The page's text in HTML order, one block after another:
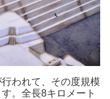
われて、その度規模
。全長8キロメート